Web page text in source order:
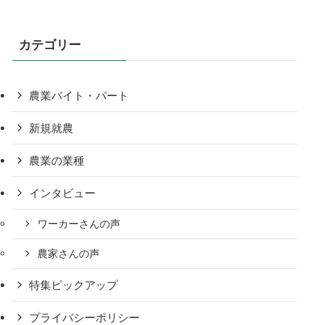
カテゴリー
農業バイト・パート
新規就農
農業の業種
インタビュー
ワーカーさんの声
農家さんの声
特集ピックアップ
プライバシーポリシー